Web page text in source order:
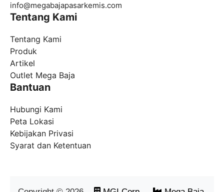
info@megabajapasarkemis.com
Tentang Kami
Tentang Kami
Produk
Artikel
Outlet Mega Baja
Bantuan
Hubungi Kami
Peta Lokasi
Kebijakan Privasi
Syarat dan Ketentuan